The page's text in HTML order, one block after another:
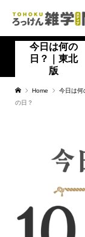
今日は何の
日？｜東北
版
Home 今日は何
の日？